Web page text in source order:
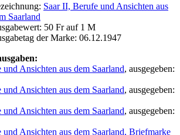
Saar II, Berufe und Ansichten aus
Saarland
50 Fr auf 1 M
der Marke: 06.12.1947
Ansichten aus dem Saarland, ausgegeben:
Ansichten aus dem Saarland, ausgegeben:
Ansichten aus dem Saarland, ausgegeben:
Ansichten aus dem Saarland, Briefmarke